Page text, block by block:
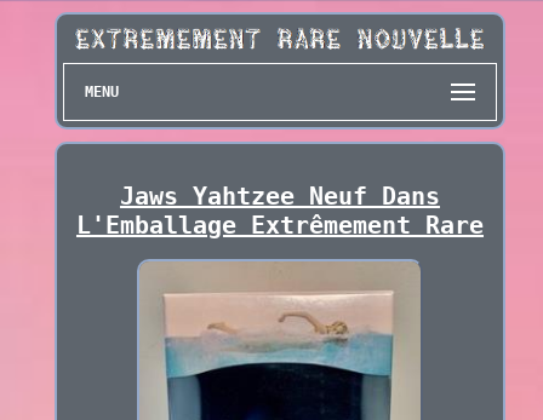
MENU
Jaws Yahtzee Neuf Dans
L'Emballage Extrêmement Rare